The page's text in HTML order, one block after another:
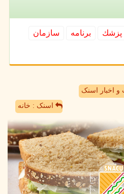
پزشك برنامه
سازمان
اخبار اسنک
اسنک : خانه